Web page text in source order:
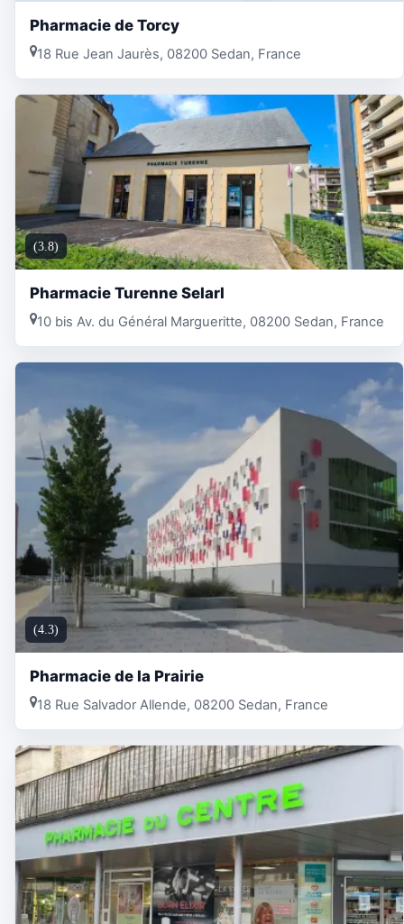
Pharmacie de Torcy
18 Rue Jean Jaurès, 08200 Sedan, France
(3.8)
Pharmacie Turenne Selarl
10 bis Av. du Général Margueritte, 08200 Sedan, France
(4.3)
Pharmacie de la Prairie
18 Rue Salvador Allende, 08200 Sedan, France